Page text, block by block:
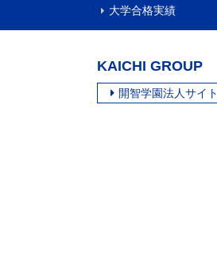
大学合格実績
KAICHI GROUP
開智学園法人サイト